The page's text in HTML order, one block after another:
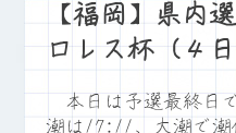
【福岡】県内
ロレス杯（４日
本日は予選最終日
潮は17:11、大潮で潮